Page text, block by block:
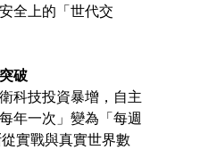
全上的「世代交
破
科技投資暴增，自主
年一次」變為「每週
實戰與真實世界數